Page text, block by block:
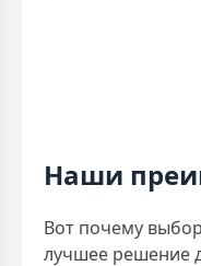
Наши
Вот почему
лучшее решение